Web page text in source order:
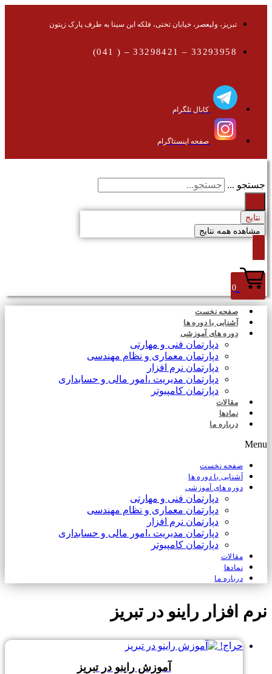
تبریز، ولیعصر، خیابان تختی، فلکه ابن سینا به طرف پارک زیتون
33293958 – 33298421 – ( 041)
کانال تلگرام
صفحه اینستاگرام
جستجو ...
نتایج
مشاهده همه نتایج
0
صفحه نخست
آشنایی با دوره ها
دوره های آموزشی
دپارتمان فنی و مهارتی
دپارتمان معماری و نظام مهندسی
دپارتمان نرم افزار
دپارتمان مدیریت ،امور مالی و حسابداری
دپارتمان کامپیوتر
مقالات
نمادها
درباره ما
Menu
صفحه نخست
آشنایی با دوره ها
دوره های آموزشی
دپارتمان فنی و مهارتی
دپارتمان معماری و نظام مهندسی
دپارتمان نرم افزار
دپارتمان مدیریت ،امور مالی و حسابداری
دپارتمان کامپیوتر
مقالات
نمادها
درباره ما
نرم افزار راینو در تبریز
حراج!
آموزش راینو در تبریز